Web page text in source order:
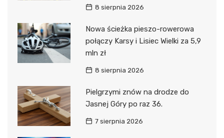
8 sierpnia 2026
Nowa ścieżka pieszo-rowerowa
połączy Karsy i Lisiec Wielki za 5,9
mln zł
8 sierpnia 2026
Pielgrzymi znów na drodze do
Jasnej Góry po raz 36.
7 sierpnia 2026